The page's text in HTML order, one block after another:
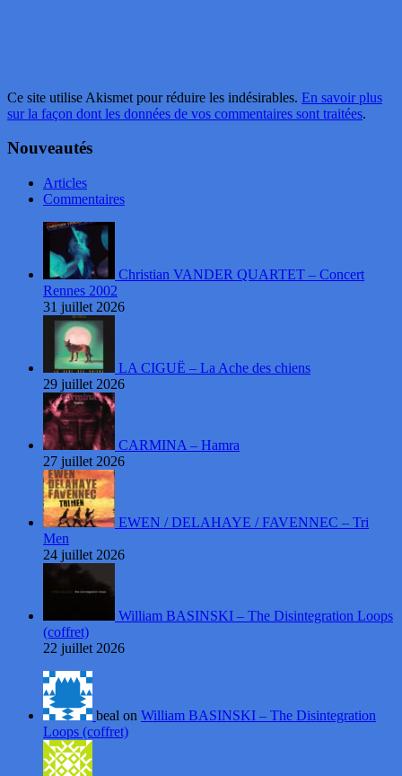
Ce site utilise Akismet pour réduire les indésirables. En savoir plus
sur la façon dont les données de vos commentaires sont traitées.
Nouveautés
Articles
Commentaires
Christian VANDER QUARTET – Concert
Rennes 2002
31 juillet 2026
LA CIGUË – La Ache des chiens
29 juillet 2026
CARMINA – Hamra
27 juillet 2026
EWEN / DELAHAYE / FAVENNEC – Tri
Men
24 juillet 2026
William BASINSKI – The Disintegration Loops
(coffret)
22 juillet 2026
beal on William BASINSKI – The Disintegration
Loops (coffret)